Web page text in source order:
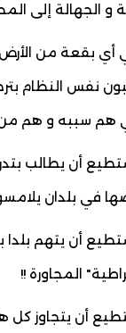
الجهالة إلى
أي بقعة من الأرض
نفس النظام
هم سببه و هم من
في بلدان
أن يتهم بلدا
المجاورة !!
أن يتجاوز كل